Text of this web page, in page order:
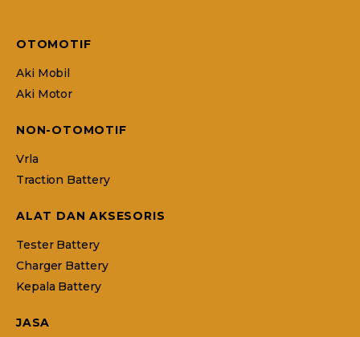
OTOMOTIF
Aki Mobil
Aki Motor
NON-OTOMOTIF
Vrla
Traction Battery
ALAT DAN AKSESORIS
Tester Battery
Charger Battery
Kepala Battery
JASA